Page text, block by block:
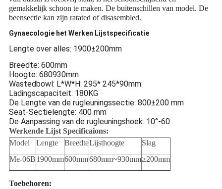
gemakkelijk schoon te maken. De buitenschillen van model. De
beensectie kan zijn ratated of disasembled.
Gynaecologie het Werken Lijstspecificatie
Lengte over alles: 1900±200mm
Breedte: 600mm
Hoogte: 680930mm
Wastedbowl: L*W*H: 295* 245*90mm
Ladingscapaciteit: 180KG
De Lengte van de rugleuningssectie: 800±200 mm
Seat-Sectielengte: 400 mm
De Aanpassing van de rugleuningshoek: 10°-60
Werkende Lijst Specificaions:
Model
Lengte BreedteLijsthoogte
Slag
Me-06B1900mm600mm680mm~930mm≥200mm
Toebehoren: